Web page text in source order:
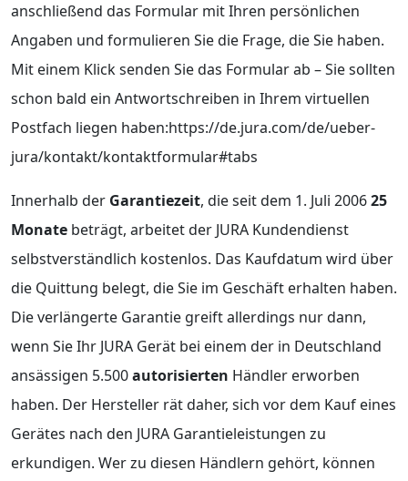
anschließend das Formular mit Ihren persönlichen
Angaben und formulieren Sie die Frage, die Sie haben.
Mit einem Klick senden Sie das Formular ab – Sie sollten
schon bald ein Antwortschreiben in Ihrem virtuellen
Postfach liegen haben:https://de.jura.com/de/ueber-
jura/kontakt/kontaktformular#tabs
Innerhalb der Garantiezeit, die seit dem 1. Juli 200625
Monate beträgt, arbeitet der JURA Kundendienst
selbstverständlich kostenlos. Das Kaufdatum wird über
die Quittung belegt, die Sie im Geschäft erhalten haben.
Die verlängerte Garantie greift allerdings nur dann,
wenn Sie Ihr JURA Gerät bei einem der in Deutschland
ansässigen 5.500autorisierten Händler erworben
haben. Der Hersteller rät daher, sich vor dem Kauf eines
Gerätes nach den JURA Garantieleistungen zu
erkundigen. Wer zu diesen Händlern gehört, können